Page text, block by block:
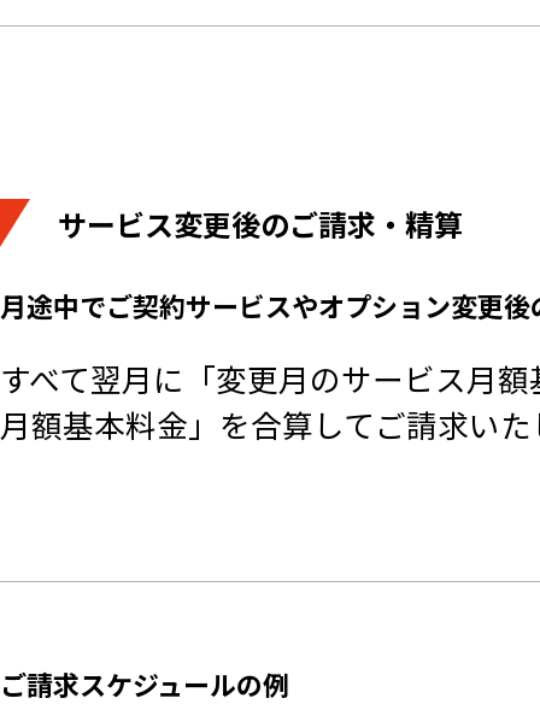
サービス変更後のご請求・精算
月途中でご契約サービスやオプション変更後
すべて翌月に「変更月のサービス月
月額基本料金」を合算してご請求い
ご請求スケジュールの例